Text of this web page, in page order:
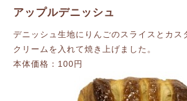
アップルデニッシュ
デニッシュ生地にりんごのスライスとカス
クリームを入れて焼き上げました。
本体価格：100円